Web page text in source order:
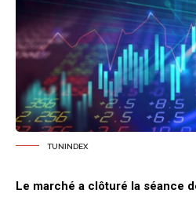
TUNINDEX
Le marché a clôturé la séance